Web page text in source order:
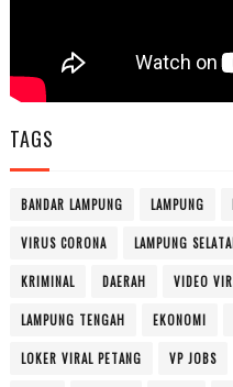
TAGS
BANDAR LAMPUNG LAMPUNG
VIRUS CORONA LAMPUNG
KRIMINAL DAERAH VIDEO
LAMPUNG TENGAH EKONOMI
LOKER VIRAL PETANG VP JOBS